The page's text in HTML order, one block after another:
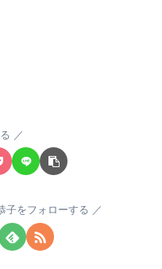
子をフォローする